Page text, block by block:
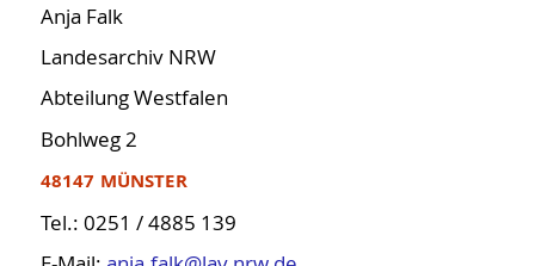
Anja Falk
Landesarchiv NRW
Abteilung Westfalen
Bohlweg 2
48147 MÜNSTER
Tel.: 0251 / 4885 139